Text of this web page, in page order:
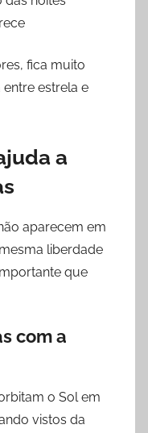
fica muito
estrela e
a
aparecem em
liberdade
que
com a
o Sol em
vistos da